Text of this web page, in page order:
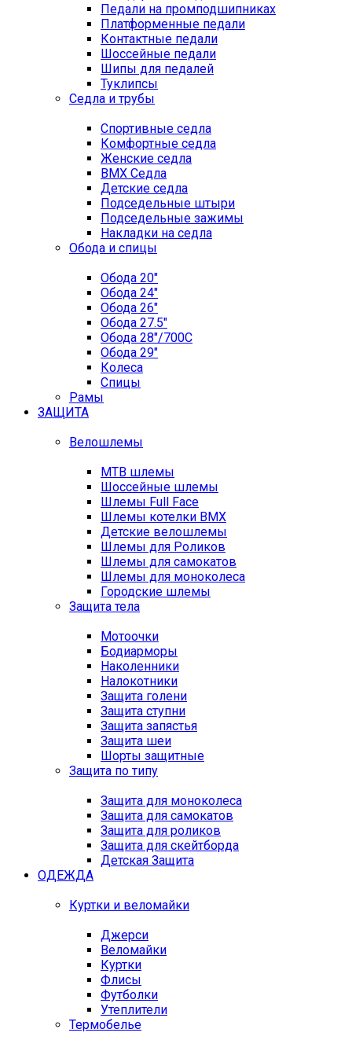
Педали на промподшипниках
Платформенные педали
Контактные педали
Шоссейные педали
Шипы для педалей
Туклипсы
Седла и трубы
Спортивные седла
Комфортные седла
Женские седла
BMX Седла
Детские седла
Подседельные штыри
Подседельные зажимы
Накладки на седла
Обода и спицы
Обода 20"
Обода 24"
Обода 26"
Обода 27.5"
Обода 28"/700C
Обода 29"
Колеса
Спицы
Рамы
ЗАЩИТА
Велошлемы
MTB шлемы
Шоссейные шлемы
Шлемы Full Face
Шлемы котелки BMX
Детские велошлемы
Шлемы для Роликов
Шлемы для самокатов
Шлемы для моноколеса
Городские шлемы
Защита тела
Мотоочки
Бодиарморы
Наколенники
Налокотники
Защита голени
Защита ступни
Защита запястья
Защита шеи
Шорты защитные
Защита по типу
Защита для моноколеса
Защита для самокатов
Защита для роликов
Защита для скейтборда
Детская Защита
ОДЕЖДА
Куртки и веломайки
Джерси
Веломайки
Куртки
Флисы
Футболки
Утеплители
Термобелье